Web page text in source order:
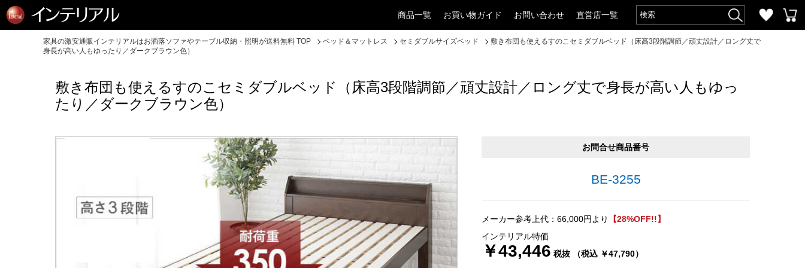
商品一覧 お買い物ガイド お問い合わせ 直営店一覧
家具の激安通販インテリアルはお洒落ソファやテーブル収納・照明が送料無料 TOP ベッド＆マットレス セミダブルサイズベッド
敷き布団も使えるすのこセミダブルベッド（床高3段階調節／頑丈設計／ロング丈で
身長が高い人もゆったり／ダークブラウン色）
敷き布団も使えるすのこセミダブルベッド（床高3段階調節／頑丈設計／ロング丈で身長が高い人もゆっ
たり／ダークブラウン色）
お問合せ商品番号
BE-3255
メーカー参考上代：66,000円より
【28%OFF!!】
インテリアル特価
￥43,446 税抜 （税込 ￥47,790）